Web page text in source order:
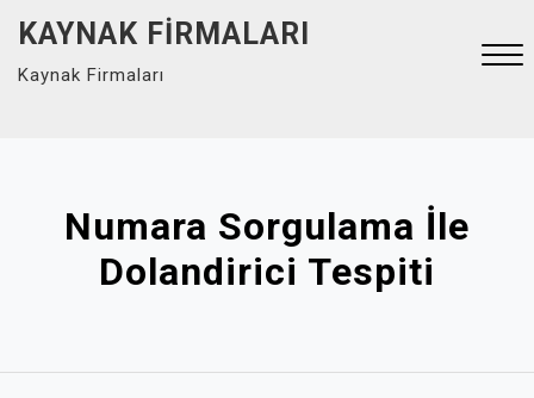
content
KAYNAK FIRMALARI
Kaynak Firmaları
Numara Sorgulama İle
Dolandirici Tespiti